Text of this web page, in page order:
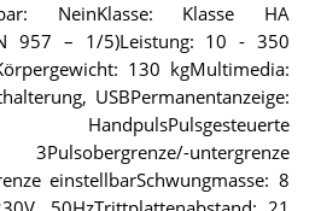
NeinKlasse: Klasse HA
957 – 1/5)Leistung: 10 - 350
130 kgMultimedia:
USBPermanentanzeige:
3Pulsobergrenze/-untergrenze
einstellbarSchwungmasse: 8